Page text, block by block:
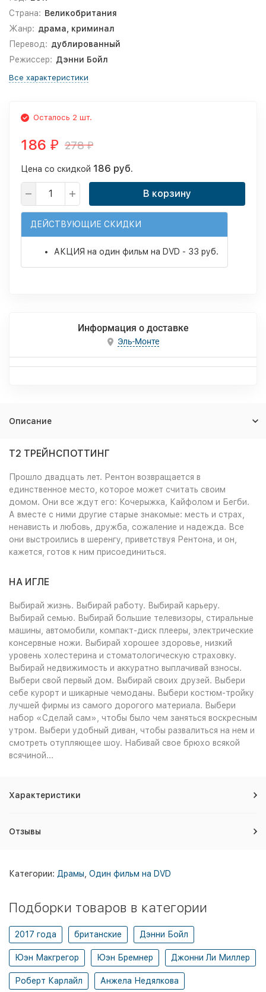
Страна: Великобритания
Жанр: драма, криминал
Перевод: дублированный
Режиссер: Дэнни Бойл
Все характеристики
Осталось 2 шт.
186 ₽ 278₽
Цена со скидкой 186 руб.
В корзину
ДЕЙСТВУЮЩИЕ СКИДКИ
АКЦИЯ на один фильм на DVD - 33 руб.
Информация о доставке
Эль-Монте
Описание
Т2 ТРЕЙНСПОТТИНГ
Прошло двадцать лет. Рентон возвращается в
единственное место, которое может считать своим
домом. Они все ждут его: Кочерыжка, Кайфолом и Бегби.
А вместе с ними другие старые знакомые: месть и страх,
ненависть и любовь, дружба, сожаление и надежда. Все
они выстроились в шеренгу, приветствуя Рентона, и он,
кажется, готов к ним присоединиться.
НА ИГЛЕ
Выбирай жизнь. Выбирай работу. Выбирай карьеру.
Выбирай семью. Выбирай большие телевизоры, стиральные
машины, автомобили, компакт-диск плееры, электрические
консервные ножи. Выбирай хорошее здоровье, низкий
уровень холестерина и стоматологическую страховку.
Выбирай недвижимость и аккуратно выплачивай взносы.
Выбери свой первый дом. Выбирай своих друзей. Выбери
себе курорт и шикарные чемоданы. Выбери костюм-тройку
лучшей фирмы из самого дорогого материала. Выбери
набор «Сделай сам», чтобы было чем заняться воскресным
утром. Выбери удобный диван, чтобы развалиться на нем и
смотреть отупляющее шоу. Набивай свое брюхо всякой
всячиной...
Характеристики
Отзывы
Категории: Драмы Один фильм на DVD
Подборки товаров в категории
2017 года британские Дэнни Бойл
Юэн Макгрегор Юэн Бремнер Джонни Ли Миллер
Роберт Карлайл Анжела Недялкова